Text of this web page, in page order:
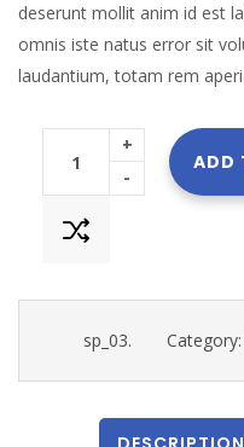
deserunt mollit anim id est
omnis iste natus error sit
laudantium, totam rem
+
-
ADD
sp_03. Category: